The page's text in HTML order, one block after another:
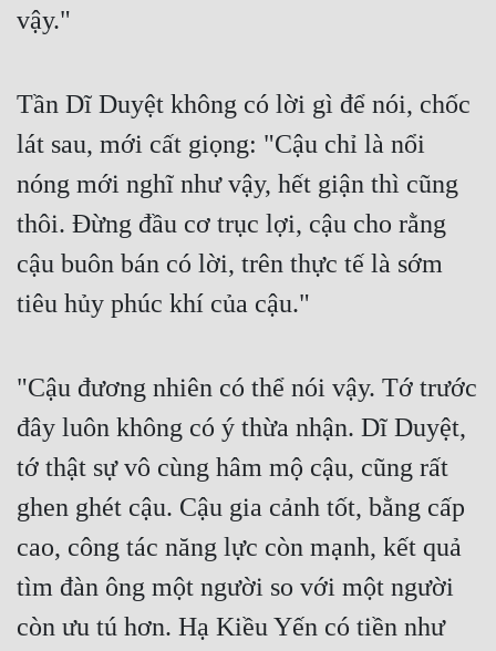
Kỳ Ảo
Làm Giàu
Lịch Sử
Mưu Mô
Mạt Thế
Mỹ Thực
Nữ Phụ
Phong Thủy - Tâm Linh
Phương Tây
Phản Phái
Quan Trường
vậy."
Tần Dĩ Duyệt không có lời gì để nói, chốc
lát sau, mới cất giọng: "Cậu chỉ là nổi
nóng mới nghĩ như vậy, hết giận thì cũng
thôi. Đừng đầu cơ trục lợi, cậu cho rằng
cậu buôn bán có lời, trên thực tế là sớm
tiêu hủy phúc khí của cậu."
"Cậu đương nhiên có thể nói vậy. Tớ trước
đây luôn không có ý thừa nhận. Dĩ Duyệt,
tớ thật sự vô cùng hâm mộ cậu, cũng rất
ghen ghét cậu. Cậu gia cảnh tốt, bằng cấp
cao, công tác năng lực còn mạnh, kết quả
tìm đàn ông một người so với một người
còn ưu tú hơn. Hạ Kiều Yến có tiền như